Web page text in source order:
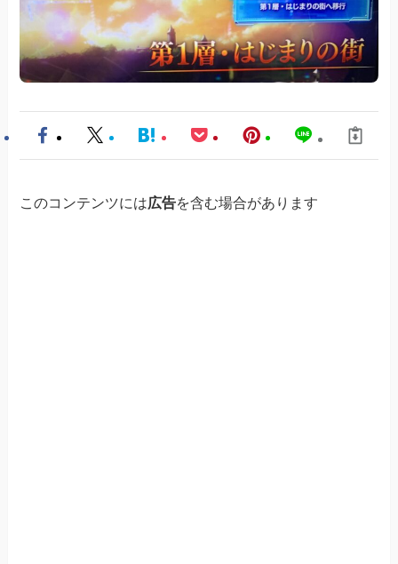
このコンテンツには広告を含む場合があります